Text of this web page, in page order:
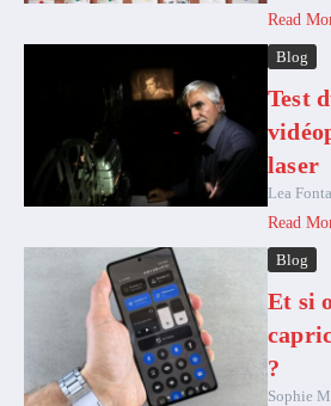
Read
Blog
Test
laser
Lea
Read
Blog
Et si
?
Sophie